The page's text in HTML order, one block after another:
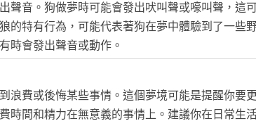
聲音。狗做夢時可能會發出吠叫聲或嚎叫聲，這
的特有行為，可能代表著狗在夢中體驗到了一些
時會發出聲音或動作。
浪費或後悔某些事情。這個夢境可能是提醒你要
時間和精力在無意義的事情上。建議你在日常生